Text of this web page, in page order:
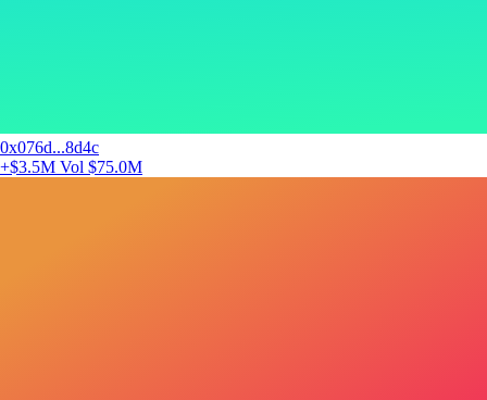
0x076d...8d4c
+$3.5M Vol $75.0M